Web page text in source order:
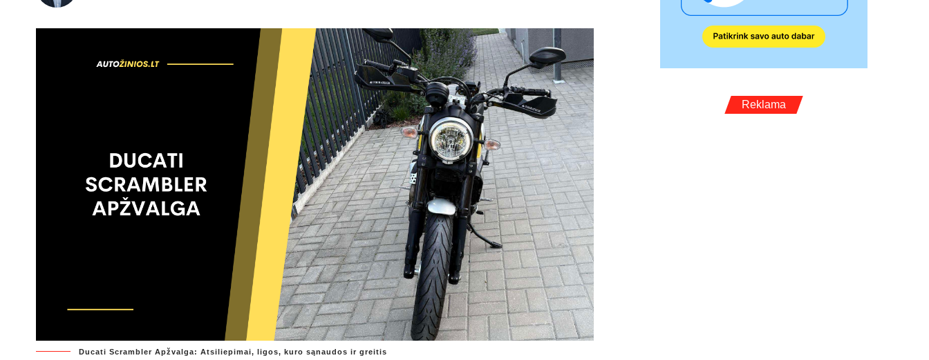
Ducati Scrambler Apžvalga: Atsiliepimai, ligos, kuro sąnaudos ir greitis
Reklama